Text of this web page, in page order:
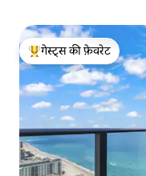
गेस्ट्स का टॉप फ़ेवरेट
गेस्ट्स की फ़ेवरेट